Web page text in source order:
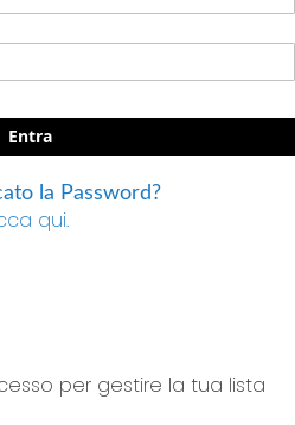
Entra
la Password?
qui.
per gestire la tua lista